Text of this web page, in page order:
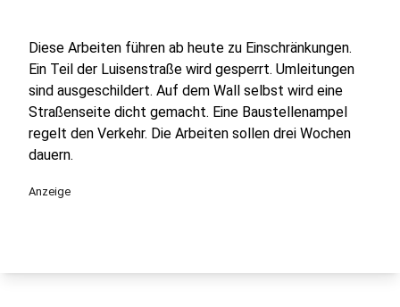
Diese Arbeiten führen ab heute zu Einschränkungen.
Ein Teil der Luisenstraße wird gesperrt. Umleitungen
sind ausgeschildert. Auf dem Wall selbst wird eine
Straßenseite dicht gemacht. Eine Baustellenampel
regelt den Verkehr. Die Arbeiten sollen drei Wochen
dauern.
Anzeige